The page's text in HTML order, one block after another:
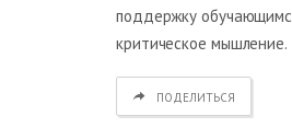
поддержку
критическое мышление.
ПОДЕЛИТЬСЯ